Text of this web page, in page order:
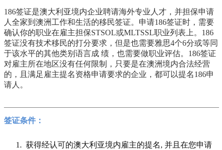
186签证是澳大利亚境内企业聘请海外专业人才，并担保申请
人全家到澳洲工作和生活的移民签证。申请186签证时，需要
确认你的职业在雇主担保STSOL或MLTSSL职业列表上。186
签证没有技术移民的打分要求，但是也需要雅思4个6分或等同
于该水平的其他类别语言成 绩，也需要做职业评估。186签证
对雇主所在地区没有任何限制，只要是在澳洲境内合法经营
的，且满足雇主提名资格申请要求的企业，都可以提名186申
请人。
签证条件：
1. 获得经认可的澳大利亚境内雇主的提名, 并且在您申请